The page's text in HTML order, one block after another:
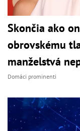
Skončia ako
obrovskému
manželstvá
Domáci prominenti